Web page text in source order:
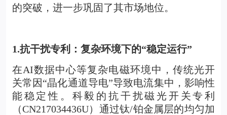
的突破，进一步巩固了其市场地位。
1.抗干扰专利：复杂环境下的“稳定运行”
在AI数据中心等复杂电磁环境中，传统光开
关常因“晶化通道导电”导致电流集中，影响性
能稳定性。科毅的 抗干扰磁光开关专利
（CN217034436U）通过钛/铂金属层的均匀加